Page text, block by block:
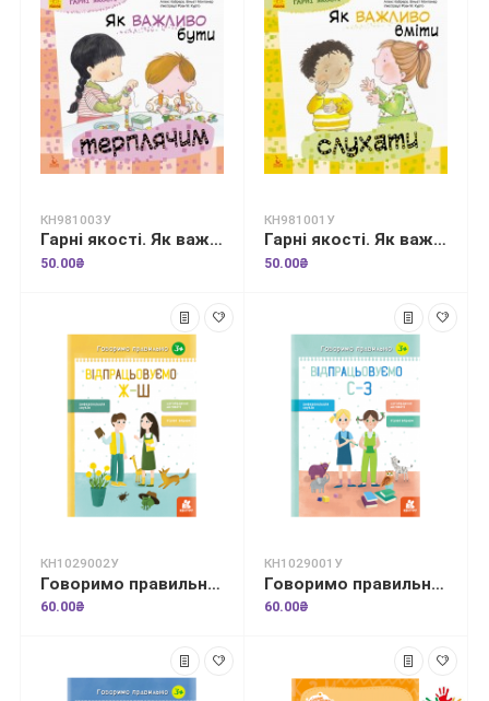
КН981003У
Гарні якості. Як важливо бути терплячим!
50.00₴
КН981001У
Гарні якості. Як важливо вміти слухати
50.00₴
КН1029002У
Говоримо правильно. Відпрацьовуємо Ж-Ш
60.00₴
КН1029001У
Говоримо правильно. Відпрацьовуємо С-З
60.00₴